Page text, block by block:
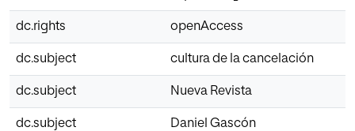
dc.rights openAccess
dc.subject cultura de la cancelación
dc.subject Nueva Revista
dc.subject Daniel Gascón